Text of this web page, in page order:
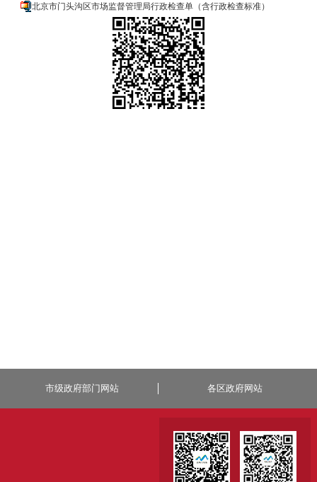
北京市门头沟区市场监督管理局行政检查单（含行政检查标准）
市级政府部门网站 各区政府网站